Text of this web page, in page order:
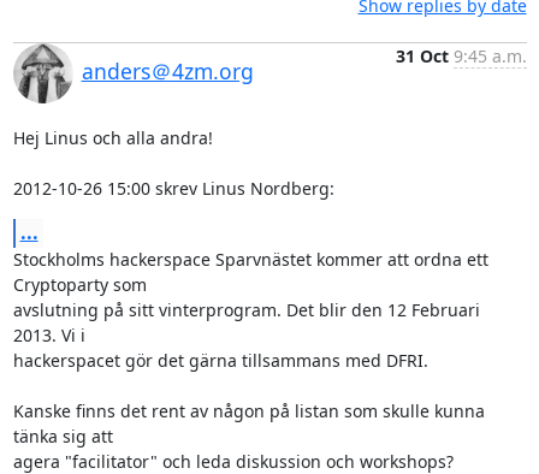
Show replies by date
anders＠4zm.org
31 Oct 9:45 a.m.
Hej Linus och alla andra!
2012-10-26 15:00 skrev Linus Nordberg:
...
Stockholms hackerspace Sparvnästet kommer att ordna ett
Cryptoparty som
avslutning på sitt vinterprogram. Det blir den 12 Februari
2013. Vi i
hackerspacet gör det gärna tillsammans med DFRI.
Kanske finns det rent av någon på listan som skulle kunna
tänka sig att
agera "facilitator" och leda diskussion och workshops?